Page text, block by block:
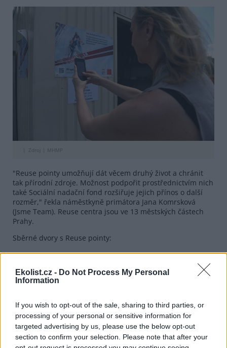
Ekolist.cz - Do Not Process My Personal
Information
If you wish to opt-out of the sale, sharing to third parties, or
processing of your personal or sensitive information for
targeted advertising by us, please use the below opt-out
section to confirm your selection. Please note that after your
Zdroj | MHMP
"Reuse pointy umožňují dát věcem druhý život a chránit
tak přírodní zdroje. Možnost podpořit prostřednictvím nich
také Sociální nadační fond rozšiřuje jejich přínos o další
rozměr," řekla náměstkyně primátora Jana Komrsková
(Jsme Team). Reuse centra jsou ve 13 městských částech
Prahy.
Sběrné dvory s Reuse pointy:
Praha 2 Perucká 2542/10
Praha 4 Zakrytá
Drnovská 18/41
Praha 8 Ďáblická 791/89
Praha 9 Pod Šancemi 444/1
Praha 10U Plynárny